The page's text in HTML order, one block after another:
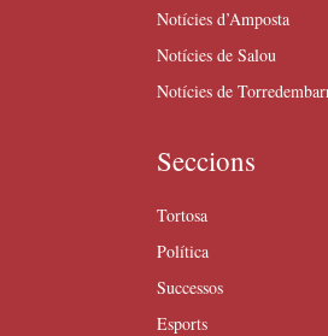
Notícies d’Amposta
Notícies de Salou
Notícies de
Seccions
Tortosa
Política
Successos
Esports